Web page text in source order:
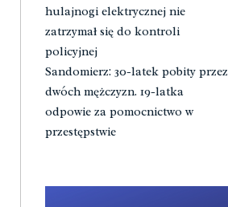
hulajnogi elektrycznej nie
zatrzymał się do kontroli
policyjnej
Sandomierz: 30-latek pobity przez
dwóch mężczyzn. 19-latka
odpowie za pomocnictwo w
przestępstwie